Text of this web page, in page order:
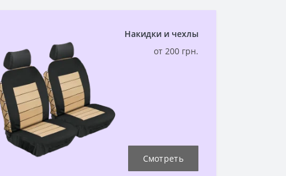
Накидки и чехлы
от 200 грн.
Смотреть